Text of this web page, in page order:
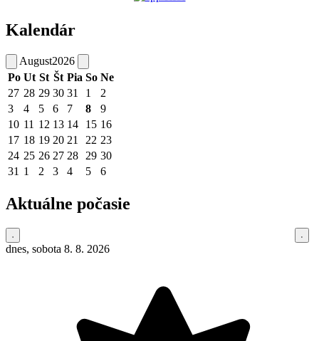
Kalendár
August2026
Po Ut St Št Pia So Ne
27 28 29 30 31 1
2
3
4 5 6 7 8
9
10 11 12 13 14 15 16
17 18 19 20 21 22 23
24 25 26 27 28 29 30
31 1 2 3 4 5 6
Aktuálne počasie
dnes, sobota 8. 8. 2026